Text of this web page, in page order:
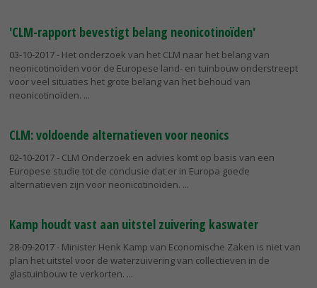
'CLM-rapport bevestigt belang neonicotinoïden'
03-10-2017- Het onderzoek van het CLM naar het belang van
neonicotinoïden voor de Europese land- en tuinbouw onderstreept
voor veel situaties het grote belang van het behoud van
neonicotinoïden.
CLM: voldoende alternatieven voor neonics
02-10-2017- CLM Onderzoek en advies komt op basis van een
Europese studie tot de conclusie dat er in Europa goede
alternatieven zijn voor neonicotinoïden.
Kamp houdt vast aan uitstel zuivering kaswater
28-09-2017- Minister Henk Kamp van Economische Zaken is niet van
plan het uitstel voor de waterzuivering van collectieven in de
glastuinbouw te verkorten.